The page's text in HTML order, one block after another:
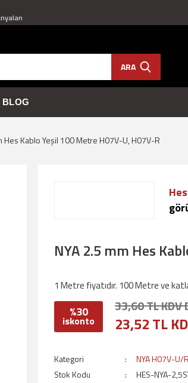
ARA
BLOG
Hes Kablo Yeşil 100 Metre H07V-U, H07V-R
NYA 2.5 mm Hes
1 Metre fiyatıdır. 100 Metre ve
%30
iskonto
33,60 TL KDV
23,52 TL
Kategori
NYA H07V-U/
Stok Kodu
HES-NYA-